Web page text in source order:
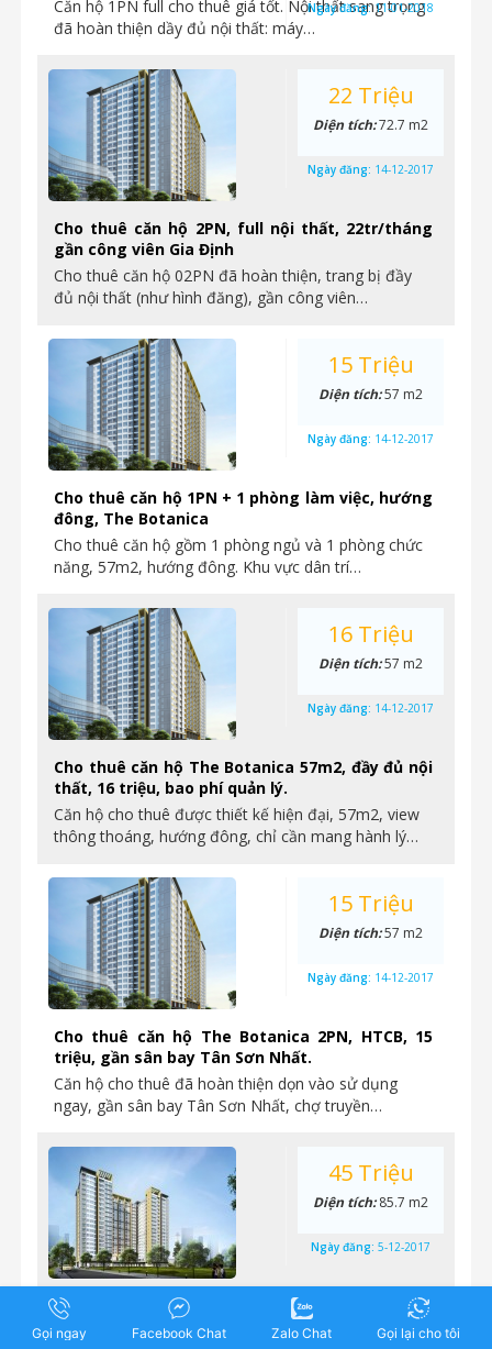
Căn hộ 1PN full cho thuê giá tốt. Nội thất sang trọng
đã hoàn thiện dầy đủ nội thất: máy…
Ngày đăng:11-01-2018
Cho thuê căn hộ 2PN, full nội thất, 22tr/tháng
gần công viên Gia Định
Cho thuê căn hộ 02PN đã hoàn thiện, trang bị đầy
đủ nội thất (như hình đăng), gần công viên…
22 Triệu
Diện tích:72.7 m2
Ngày đăng: 14-12-2017
Cho thuê căn hộ 1PN + 1 phòng làm việc, hướng
đông, The Botanica
Cho thuê căn hộ gồm 1 phòng ngủ và 1 phòng chức
năng, 57m2, hướng đông. Khu vực dân trí…
15 Triệu
Diện tích:57 m2
Ngày đăng: 14-12-2017
Cho thuê căn hộ The Botanica 57m2, đầy đủ nội
thất, 16 triệu, bao phí quản lý.
Căn hộ cho thuê được thiết kế hiện đại, 57m2, view
thông thoáng, hướng đông, chỉ cần mang hành lý…
16 Triệu
Diện tích:57 m2
Ngày đăng: 14-12-2017
Cho thuê căn hộ The Botanica 2PN, HTCB, 15
triệu, gần sân bay Tân Sơn Nhất.
Căn hộ cho thuê đã hoàn thiện dọn vào sử dụng
ngay, gần sân bay Tân Sơn Nhất, chợ truyền…
15 Triệu
Diện tích:57 m2
Ngày đăng: 14-12-2017
Cho thuê shophouse 85.7m2 chỉ 45 triệu/tháng
tại The Botanica Phổ Quang.
45 Triệu
Diện tích:85.7 m2
Ngày đăng: 5-12-2017
Gọi ngay Facebook Chat Zalo Chat Gọi lại cho tôi